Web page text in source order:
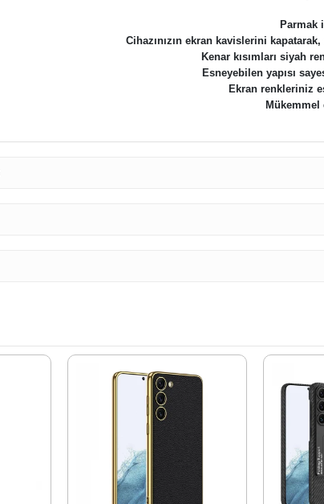
Parmak
Cihazınızın ekran kavislerini
Kenar kısımları siyah
Esneyebilen yapısı
Ekran renkleriniz